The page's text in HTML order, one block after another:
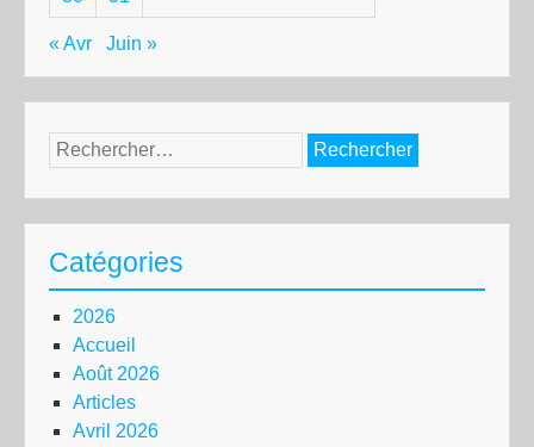
« Avr Juin »
Rechercher :
Catégories
2026
Accueil
Août 2026
Articles
Avril 2026